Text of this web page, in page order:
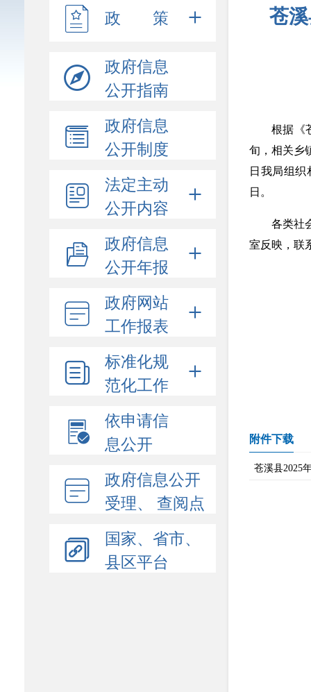
政 策
政府信息
公开指南
政府信息
公开制度
法定主动
公开内容
政府信息
公开年报
政府网站
工作报表
标准化规
范化工作
依申请信
息公开
政府信息公开
受理、 查阅点
国家、省市、
县区平台
苍
根据《
旬，相关乡
日我局组织
日。
各类社
室反映，联
附件下载
苍溪县2025